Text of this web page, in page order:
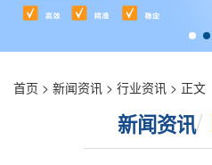
首页 > 新闻资讯 > 行业资讯 > 正文
新闻资讯/